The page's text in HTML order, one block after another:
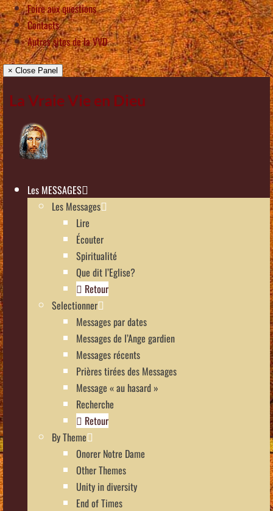
Foire aux questions
Contacts
Autres sites de la VVD
× Close Panel
La Vraie Vie en Dieu
Les MESSAGES
Les Messages
Lire
Écouter
Spiritualité
Que dit l’Eglise?
Retour
Selectionner
Messages par dates
Messages de l’Ange gardien
Messages récents
Prières tirées des Messages
Message « au hasard »
Recherche
Retour
By Theme
Onorer Notre Dame
Other Themes
Unity in diversity
End of Times